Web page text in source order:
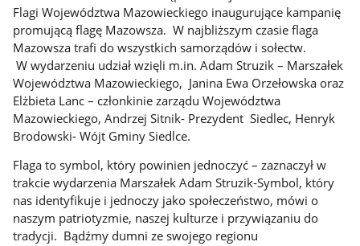
Flagi Województwa Mazowieckiego inaugurujące kampanię
promującą flagę Mazowsza. W najbliższym czasie flaga
Mazowsza trafi do wszystkich samorządów i sołectw.
W wydarzeniu udział wzięli m.in. Adam Struzik – Marszałek
Województwa Mazowieckiego, Janina Ewa Orzełowska oraz
Elżbieta Lanc – członkinie zarządu Województwa
Mazowieckiego, Andrzej Sitnik- Prezydent Siedlec, Henryk
Brodowski- Wójt Gminy Siedlce.
Flaga to symbol, który powinien jednoczyć – zaznaczył w
trakcie wydarzenia Marszałek Adam Struzik-Symbol, który
nas identyfikuje i jednoczy jako społeczeństwo, mówi o
naszym patriotyzmie, naszej kulturze i przywiązaniu do
tradycji. Bądźmy dumni ze swojego regionu